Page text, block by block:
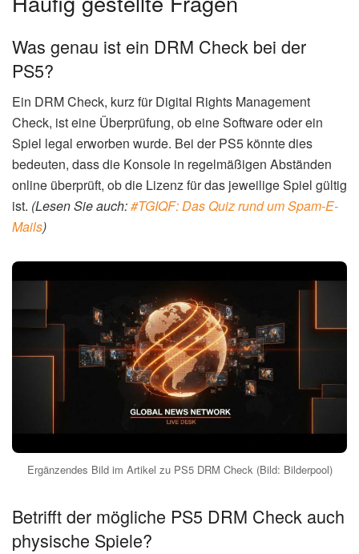
Was genau ist ein DRM Check bei der
PS5?
Ein DRM Check, kurz für Digital Rights Management
Check, ist eine Überprüfung, ob eine Software oder ein
Spiel legal erworben wurde. Bei der PS5 könnte dies
bedeuten, dass die Konsole in regelmäßigen Abständen
online überprüft, ob die Lizenz für das jeweilige Spiel gültig
ist. (Lesen Sie auch:#TGIQF: Das Quiz rund um Spam-E-
Mails)
Ergänzendes Bild im Artikel zu PS5 DRM Check (Bild: Bilderpool)
Betrifft der mögliche PS5 DRM Check auch
physische Spiele?